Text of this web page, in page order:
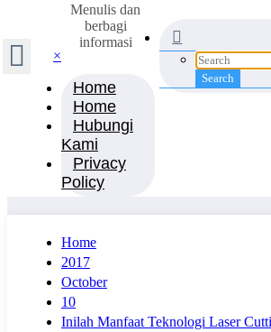
×
Menulis dan
berbagi
informasi
Home
Home
Hubungi
Kami
Privacy
Policy
Home
2017
October
10
Inilah Manfaat Teknologi Laser